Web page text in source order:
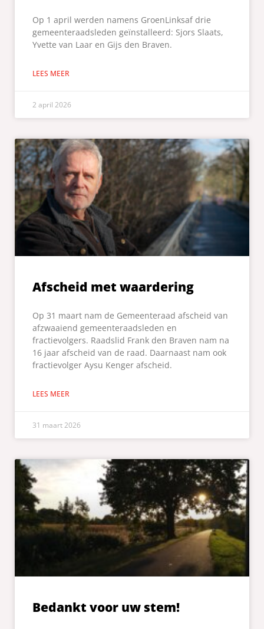
Op 1 april werden namens GroenLinksaf drie
gemeenteraadsleden geïnstalleerd: Sjors Slaats,
Yvette van Laar en Gijs den Braven.
LEES MEER
2 april 2026
Afscheid met waardering
Op 31 maart nam de Gemeenteraad afscheid van
afzwaaiend gemeenteraadsleden en
fractievolgers. Raadslid Frank den Braven nam na
16 jaar afscheid van de raad. Daarnaast nam ook
fractievolger Aysu Kenger afscheid.
LEES MEER
31 maart 2026
Bedankt voor uw stem!